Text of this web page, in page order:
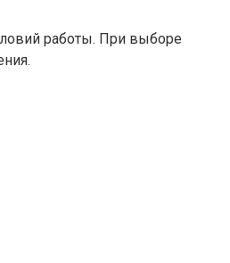
работы. При выборе